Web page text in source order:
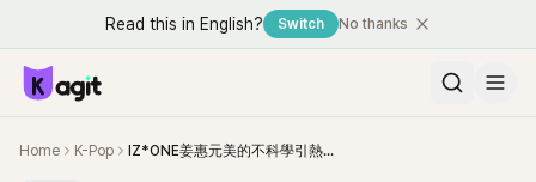
Read this in English? Switch No thanks
Home K-Pop IZ*ONE姜惠元美的不科學引熱議！不知道如何使用IG直呼宮脇咲良老師笑翻網XD